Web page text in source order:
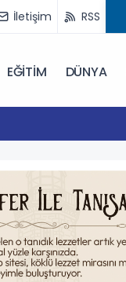
İletişim RSS
EĞİTİM DÜNYA